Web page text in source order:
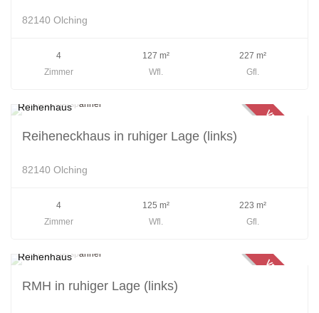
82140 Olching
4
Zimmer
127 m²
Wfl.
227 m²
Gfl.
VERKAUFT
Reihenhaus
Reiheneckhaus in ruhiger Lage (links)
82140 Olching
4
Zimmer
125 m²
Wfl.
223 m²
Gfl.
VERKAUFT
Reihenhaus
RMH in ruhiger Lage (links)